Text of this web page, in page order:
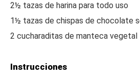
2½ tazas de harina para todo uso
1½ tazas de chispas de chocolate
2 cucharaditas de manteca vegetal
Instrucciones